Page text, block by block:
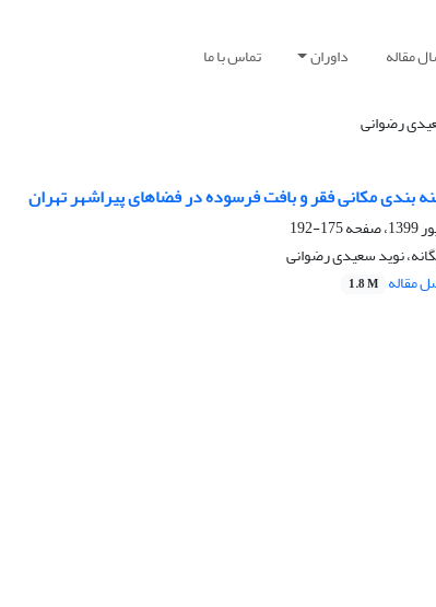
مقاله داوران تماس با ما
رضوانی
بندی مکانی فقر و بافت فرسوده در فضاهای پیراشهر تهران
175-192
نوید سعیدی رضوانی
مقاله 1.8 M